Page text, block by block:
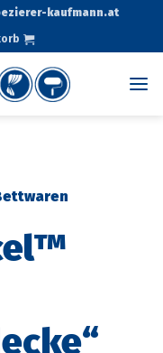
kaufmann.at